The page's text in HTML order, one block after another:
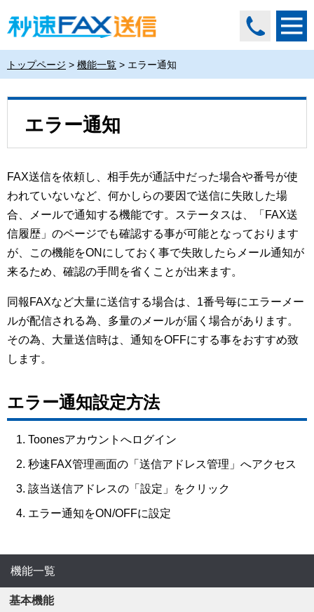
トップページ > 機能一覧 > エラー通知
エラー通知
FAX送信を依頼し、相手先が通話中だった場合や番号が使
われていないなど、何かしらの要因で送信に失敗した場
合、メールで通知する機能です。ステータスは、「FAX送
信履歴」のページでも確認する事が可能となっております
が、この機能をONにしておく事で失敗したらメール通知が
来るため、確認の手間を省くことが出来ます。
同報FAXなど大量に送信する場合は、1番号毎にエラーメー
ルが配信される為、多量のメールが届く場合があります。
その為、大量送信時は、通知をOFFにする事をおすすめ致
します。
エラー通知設定方法
Toonesアカウントへログイン
秒速FAX管理画面の「送信アドレス管理」へアクセス
該当送信アドレスの「設定」をクリック
エラー通知をON/OFFに設定
機能一覧
基本機能